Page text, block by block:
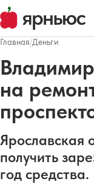
Главная/Деньги
на
Ярославская
получить
год средства.